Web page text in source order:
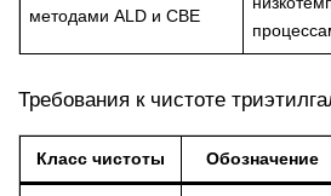
методами ALD и CBE
Требования к чистоте
Класс чистоты Обозначение